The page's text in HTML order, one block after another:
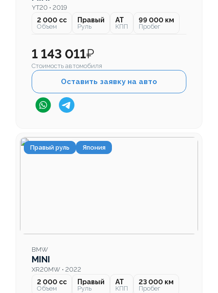
YT20 • 2019
2 000 cc
Объем
Правый
Руль
AT
КПП
99 000 км
Пробег
1 143 011₽
Стоимость автомобиля
Оставить заявку на авто
Правый руль Япония
BMW
MINI
XR20MW • 2022
2 000 cc
Объем
Правый
Руль
AT
КПП
23 000 км
Пробег